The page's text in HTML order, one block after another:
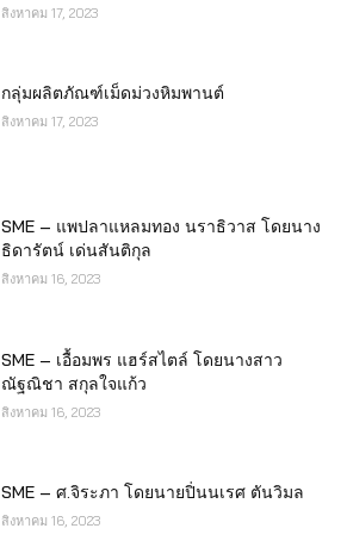
สิงหาคม 17, 2023
กลุ่มผลิตภัณฑ์เม็ดม่วงหิมพานต์
สิงหาคม 17, 2023
SME – แพปลาแหลมทอง นราธิวาส โดยนาง
ธิดารัตน์ เด่นสันติกุล
สิงหาคม 16, 2023
SME – เอื้อมพร แฮร์สไตล์ โดยนางสาว
ณัฐณิชา สกุลใจแก้ว
สิงหาคม 16, 2023
SME – ศ.จิระภา โดยนายปิ่นนเรศ ตันวิมล
สิงหาคม 16, 2023